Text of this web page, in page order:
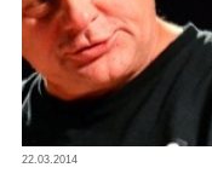
22.03.2014